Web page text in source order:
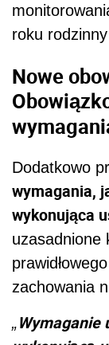
roku
Nowe
Dodatkowo
wymagania,
wykonująca
uzasadnione
zachowania
„Wymaganie